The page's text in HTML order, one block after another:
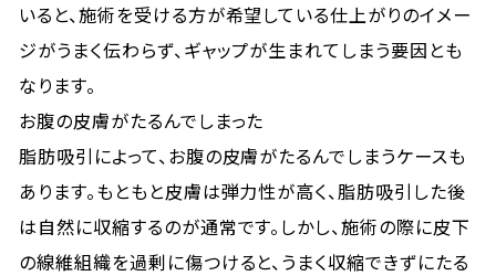
いると、施術を受ける方が希望している仕上がりのイメー
ジがうまく伝わらず、ギャップが生まれてしまう要因とも
なります。
お腹の皮膚がたるんでしまった
脂肪吸引によって、お腹の皮膚がたるんでしまうケースも
あります。もともと皮膚は弾力性が高く、脂肪吸引した後
は自然に収縮するのが通常です。しかし、施術の際に皮下
の線維組織を過剰に傷つけると、うまく収縮できずにたる